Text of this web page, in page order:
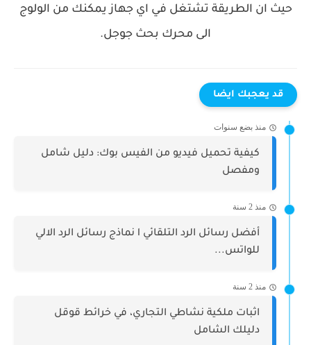
حيث ان الطريقة تشتغل في اي جهاز يمكنك من الولوج
الى محرك بحث جوجل.
قد يعجبك ايضا
منذ بضع سنوات
كيفية تحميل فيديو من الفيس بوك: دليل شامل
ومفصل
منذ 2 سنة
أفضل رسائل الرد التلقائي l نماذج رسائل الرد الالي
للواتس...
منذ 2 سنة
اثبات ملكية نشاطي التجاري، في خرائط قوقل
دليلك الشامل